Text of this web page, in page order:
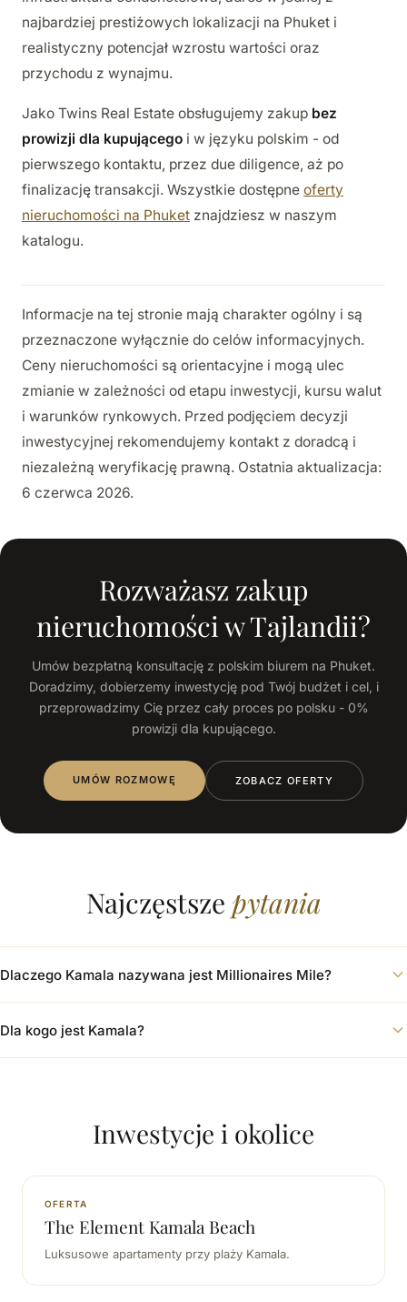
najbardziej prestiżowych lokalizacji na Phuket i
realistyczny potencjał wzrostu wartości oraz
przychodu z wynajmu.
Jako Twins Real Estate obsługujemy zakup bez
prowizji dla kupującego i w języku polskim - od
pierwszego kontaktu, przez due diligence, aż po
finalizację transakcji. Wszystkie dostępne oferty
nieruchomości na Phuket znajdziesz w naszym
katalogu.
Informacje na tej stronie mają charakter ogólny i są
przeznaczone wyłącznie do celów informacyjnych.
Ceny nieruchomości są orientacyjne i mogą ulec
zmianie w zależności od etapu inwestycji, kursu walut
i warunków rynkowych. Przed podjęciem decyzji
inwestycyjnej rekomendujemy kontakt z doradcą i
niezależną weryfikację prawną. Ostatnia aktualizacja:
6 czerwca 2026.
Rozważasz zakup
nieruchomości w Tajlandii?
Umów bezpłatną konsultację z polskim biurem na Phuket.
Doradzimy, dobierzemy inwestycję pod Twój budżet i cel, i
przeprowadzimy Cię przez cały proces po polsku - 0%
prowizji dla kupującego.
UMÓW ROZMOWĘ ZOBACZ OFERTY
Najczęstsze pytania
Dlaczego Kamala nazywana jest Millionaires Mile?
Dla kogo jest Kamala?
Inwestycje i okolice
OFERTA
The Element Kamala Beach
Luksusowe apartamenty przy plaży Kamala.